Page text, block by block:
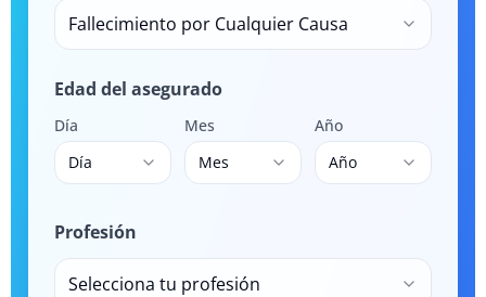
Fallecimiento por Cualquier Causa
Edad del asegurado
Día
Día
Mes
Mes
Año
Año
Profesión
Selecciona tu profesión